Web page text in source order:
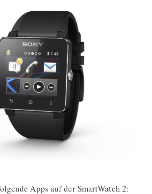
Apps auf der SmartWatch 2: